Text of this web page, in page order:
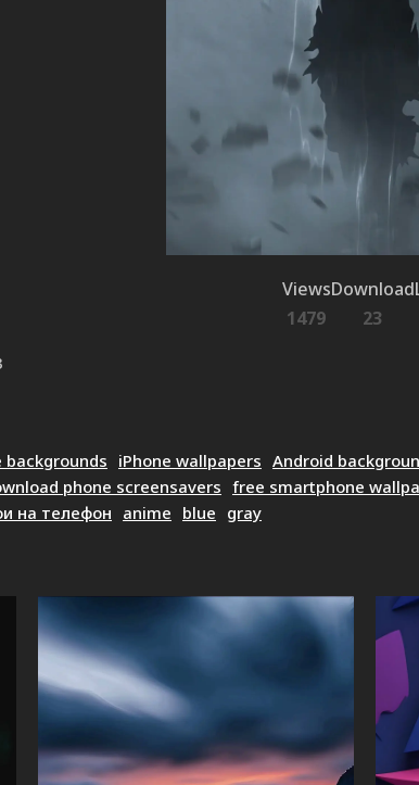
Views
1479
Download
23
iPhone wallpapers Android
phone screensavers free smartphone
на телефон anime blue gray